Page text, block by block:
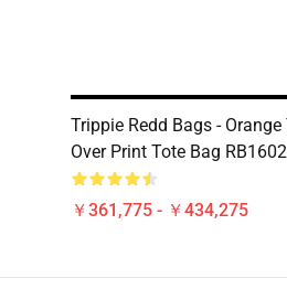
Trippie Redd Bags -
Over Print Tote Bag RB1602
￥361,775 - ￥434,275